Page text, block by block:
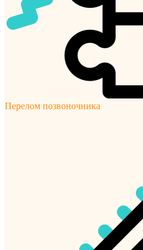
Перелом позвоночника